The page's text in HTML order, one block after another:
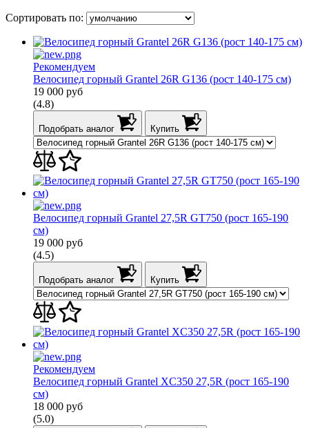
Сортировать по:
Рекомендуем
Велосипед горный Grantel 26R G136 (рост 140-175 см)
19 000 руб
(4.8)
Подобрать аналог Купить
Велосипед горный Grantel 27,5R GT750 (рост 165-190
см)
19 000 руб
(4.5)
Подобрать аналог Купить
Рекомендуем
Велосипед горный Grantel XC350 27,5R (рост 165-190
см)
18 000 руб
(5.0)